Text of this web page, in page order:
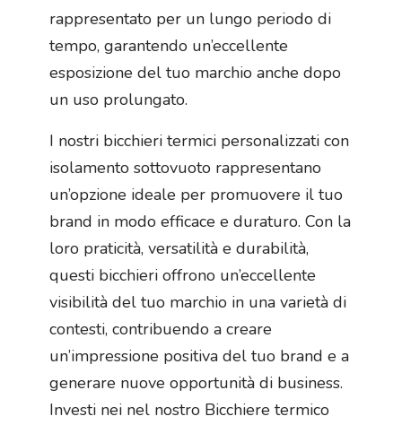
rappresentato per un lungo periodo di
tempo, garantendo un’eccellente
esposizione del tuo marchio anche dopo
un uso prolungato.
I nostri bicchieri termici personalizzati con
isolamento sottovuoto rappresentano
un’opzione ideale per promuovere il tuo
brand in modo efficace e duraturo. Con la
loro praticità, versatilità e durabilità,
questi bicchieri offrono un’eccellente
visibilità del tuo marchio in una varietà di
contesti, contribuendo a creare
un’impressione positiva del tuo brand e a
generare nuove opportunità di business.
Investi nei nel nostro Bicchiere termico